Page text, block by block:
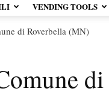
VENDING TOOLS
di Roverbella (MN)